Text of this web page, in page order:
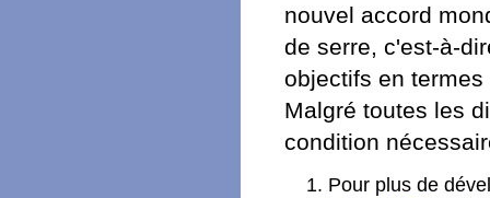
nouvel accord
de serre, c'est-à-
objectifs en
Malgré toutes les
condition
Pour plus de